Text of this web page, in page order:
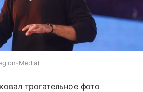
Media
трогательное фото